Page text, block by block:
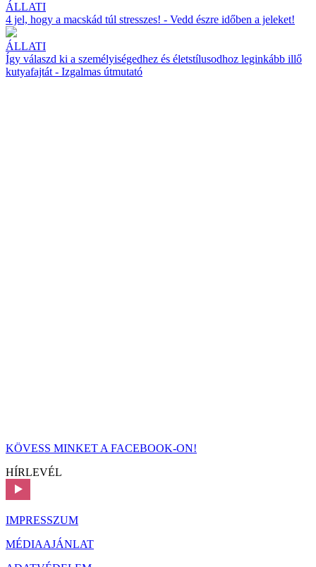
ÁLLATI
4 jel, hogy a macskád túl stresszes! - Vedd észre időben a jeleket!
ÁLLATI
Így válaszd ki a személyiségedhez és életstílusodhoz leginkább illő
kutyafajtát - Izgalmas útmutató
KÖVESS MINKET A FACEBOOK-ON!
HÍRLEVÉL
IMPRESSZUM
MÉDIAAJÁNLAT